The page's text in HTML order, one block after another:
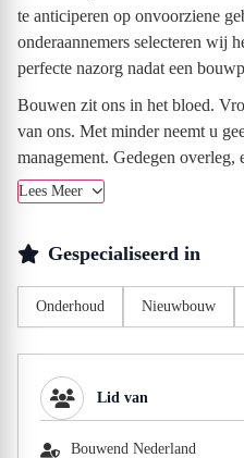
te anticiperen op onvoorziene
onderaannemers selecteren wij
perfecte nazorg nadat een
Bouwen zit ons in het bloed.
van ons. Met minder neemt u
management. Gedegen overleg,
Lees Meer
Gespecialiseerd in
Onderhoud Nieuwbouw
Lid van
Bouwend Nederland